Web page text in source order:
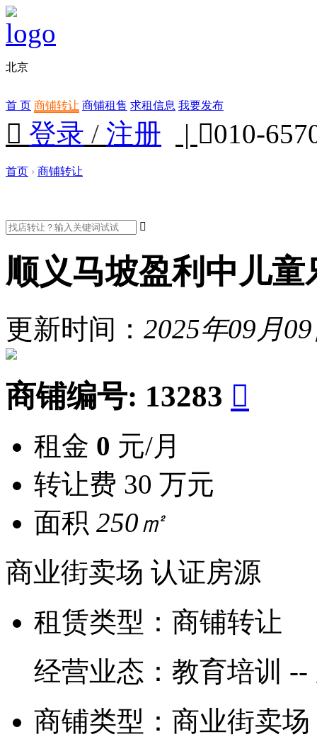
北京
首 页 商铺转让 商铺租售 求租信息 我要发布
 登录 / 注册 | 010-
首页 › 商铺转让

顺义马坡盈利中儿
更新时间： 2025年09月
商铺编号: 13283 
租金 0 元/月
转让费 30 万元
面积 250㎡
商业街卖场 认证房源
租赁类型： 商铺转让
经营业态： 教育培训 --
商铺类型： 商业街卖场